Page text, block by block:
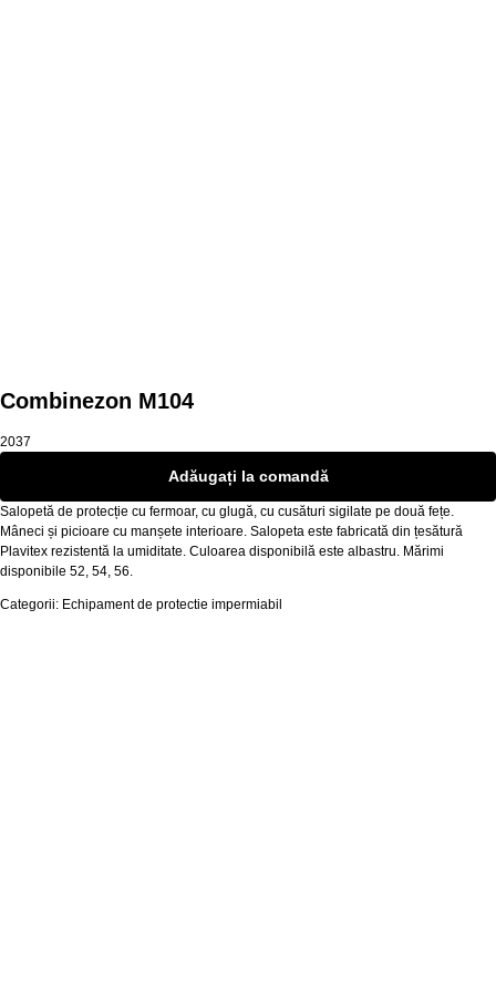
Combinezon M104
2037
Adăugați la comandă
Salopetă de protecție cu fermoar, cu glugă, cu cusături sigilate pe două fețe.
Mâneci și picioare cu manșete interioare. Salopeta este fabricată din țesătură
Plavitex rezistentă la umiditate. Culoarea disponibilă este albastru. Mărimi
disponibile 52, 54, 56.
Categorii: Echipament de protectie impermiabil